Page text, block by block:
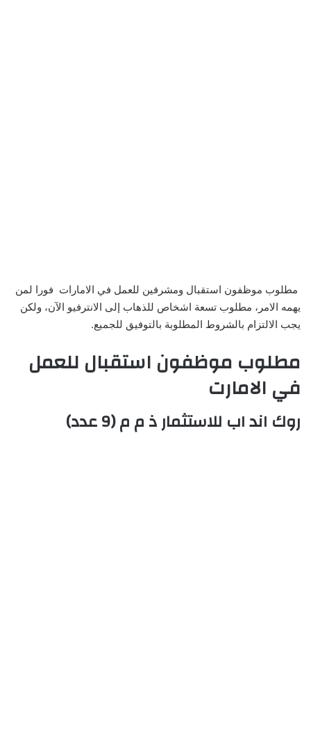
مطلوب موظفون استقبال ومشرفين للعمل في الامارات فورا لمن
يهمه الامر، مطلوب تسعة اشخاص للذهاب إلى الانترفيو الآن، ولكن
يجب الالتزام بالشروط المطلوبة بالتوفيق للجميع.
مطلوب موظفون استقبال للعمل
في الامارت
روك اند اب للاستثمار ذ م م (9 عدد)